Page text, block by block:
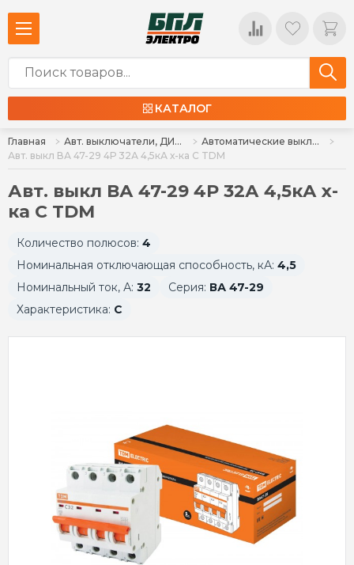
КАТАЛОГ
Главная Авт. выключатели, ДИФ, УЗО, ВН
Автоматические выключатели
Авт. выкл ВА 47-29 4Р 32А 4,5кА х-ка С TDM
Авт. выкл ВА 47-29 4Р 32А 4,5кА х-
ка С TDM
Количество полюсов: 4
Номинальная отключающая способность, кА: 4,5
Номинальный ток, А: 32 Серия: ВА 47-29
Характеристика: C